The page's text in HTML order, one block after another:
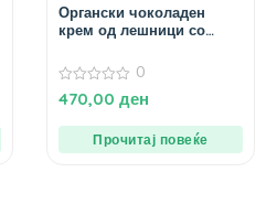
Органски чоколаден
крем од лешници со
0
од
0
470,00 ден
Прочитај повеќе